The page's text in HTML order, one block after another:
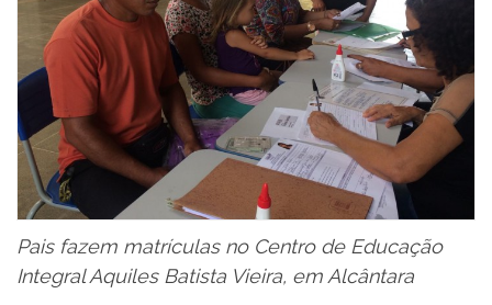
Pais fazem matrículas no Centro de Educação
Integral Aquiles Batista Vieira, em Alcântara